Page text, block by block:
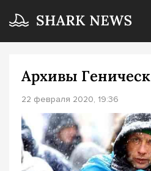
Архивы Геническ
22 февраля 2020, 19:36